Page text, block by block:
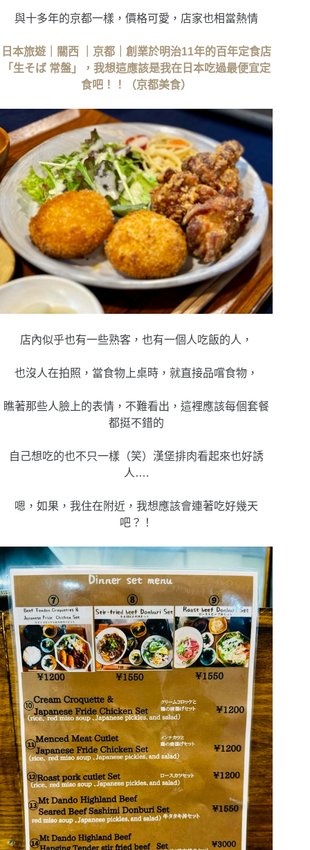
與十多年的京都一樣，價格可愛，店家也相當熱情
日本旅遊｜關西 ｜京都｜創業於明治11年的百年定食店
「生そば 常盤」，我想這應該是我在日本吃過最便宜定
食吧！！（京都美食）
店內似乎也有一些熟客，也有一個人吃飯的人，
也沒人在拍照，當食物上桌時，就直接品嚐食物，
瞧著那些人臉上的表情，不難看出，這裡應該每個套餐
都挺不錯的
自己想吃的也不只一樣（笑）漢堡排肉看起來也好誘
人….
嗯，如果，我住在附近，我想應該會連著吃好幾天
吧？！